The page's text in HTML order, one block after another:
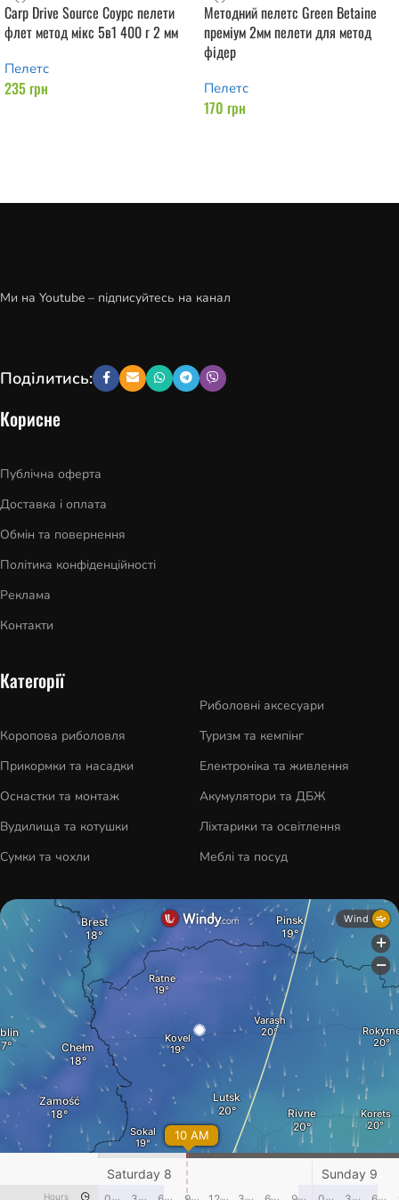
Carp Drive Source Соурс пелети
флет метод мікс 5в1 400 г 2 мм
Пелетс
235грн
Методний пелетс Green Betaine
преміум 2мм пелети для метод
фідер
Пелетс
170 грн
Ми на Youtube – підписуйтесь на канал
Поділитись:
Корисне
Публічна оферта
Доставка і оплата
Обмін та повернення
Політика конфіденційності
Реклама
Контакти
Категорії
Коропова риболовля
Прикормки та насадки
Оснастки та монтаж
Вудилища та котушки
Сумки та чохли
Риболовні аксесуари
Туризм та кемпінг
Електроніка та живлення
Акумулятори та ДБЖ
Ліхтарики та освітлення
Меблі та посуд